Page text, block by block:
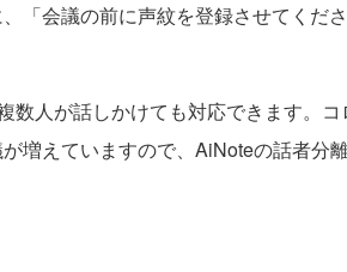
「会議の前に声紋を登録させてくだ
人が話しかけても対応できます。
増えていますので、AiNoteの話者分